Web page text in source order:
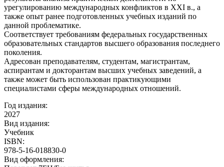
урегулированию международных конфликтов в XXI в., а
также опыт ранее подготовленных учебных изданий по
данной проблематике.
Соответствует требованиям федеральных государственных
образовательных стандартов высшего образования последнего
поколения.
Адресован преподавателям, студентам, магистрантам,
аспирантам и докторантам высших учебных заведений, а
также может быть использован практикующими
специалистами сферы международных отношений.
Год издания:
2027
Вид издания:
Учебник
ISBN:
978-5-16-018830-0
Вид оформления: